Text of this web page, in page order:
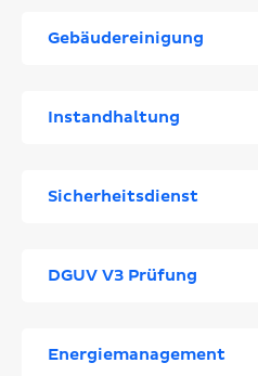
Gebäudereinigung
Instandhaltung
Sicherheitsdienst
DGUV V3 Prüfung
Energiemanagement